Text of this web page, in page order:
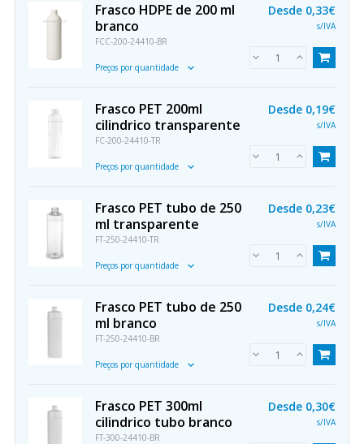
Frasco HDPE de 200 ml
branco
FCC-200-24410-BR
Preços por quantidade
Desde 0,33€
s/IVA
Frasco PET 200ml
cilindrico transparente
FC-200-24410-TR
Preços por quantidade
Desde 0,19€
s/IVA
Frasco PET tubo de 250
ml transparente
FT-250-24410-TR
Preços por quantidade
Desde 0,23€
s/IVA
Frasco PET tubo de 250
ml branco
FT-250-24410-BR
Preços por quantidade
Desde 0,24€
s/IVA
Frasco PET 300ml
cilindrico tubo branco
FT-300-24410-BR
Desde 0,30€
s/IVA